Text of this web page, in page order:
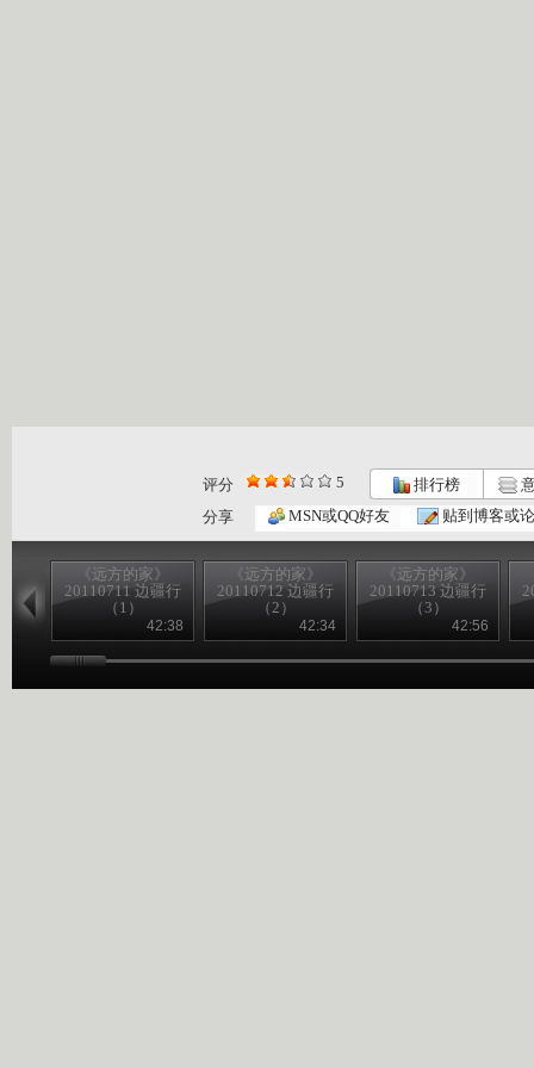
评分 5 排行榜
分享
MSN或QQ好友 贴到博客或
《远方的家》
20110711 边疆行
（1）
42:38
《远方的家》
20110712 边疆行
（2）
42:34
《远方的家》
20110713 边疆行
（3）
42:56